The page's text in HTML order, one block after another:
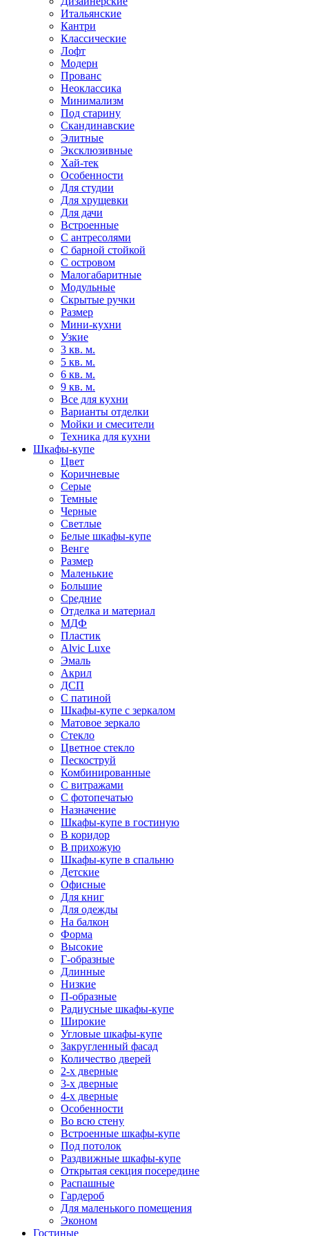
Итальянские
Кантри
Классические
Лофт
Модерн
Прованс
Неоклассика
Минимализм
Под старину
Скандинавские
Элитные
Эксклюзивные
Хай-тек
Особенности
Для студии
Для хрущевки
Для дачи
Встроенные
С антресолями
С барной стойкой
С островом
Малогабаритные
Модульные
Скрытые ручки
Размер
Мини-кухни
Узкие
3 кв. м.
5 кв. м.
6 кв. м.
9 кв. м.
Все для кухни
Варианты отделки
Мойки и смесители
Техника для кухни
Шкафы-купе
Цвет
Коричневые
Серые
Темные
Черные
Светлые
Белые шкафы-купе
Венге
Размер
Маленькие
Большие
Средние
Отделка и материал
МДФ
Пластик
Alvic Luxe
Эмаль
Акрил
ДСП
С патиной
Шкафы-купе с зеркалом
Матовое зеркало
Стекло
Цветное стекло
Пескоструй
Комбинированные
С витражами
С фотопечатью
Назначение
Шкафы-купе в гостиную
В коридор
В прихожую
Шкафы-купе в спальню
Детские
Офисные
Для книг
Для одежды
На балкон
Форма
Высокие
Г-образные
Длинные
Низкие
П-образные
Радиусные шкафы-купе
Широкие
Угловые шкафы-купе
Закругленный фасад
Количество дверей
2-х дверные
3-х дверные
4-х дверные
Особенности
Во всю стену
Встроенные шкафы-купе
Под потолок
Раздвижные шкафы-купе
Открытая секция посередине
Распашные
Гардероб
Для маленького помещения
Эконом
Гостиные